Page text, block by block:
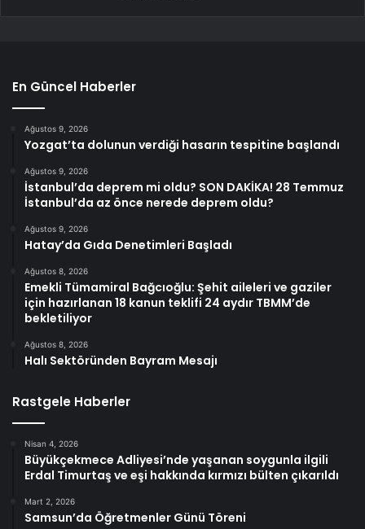
En Güncel Haberler
Ağustos 9, 2026
Yozgat’ta dolunun verdiği hasarın tespitine başlandı
Ağustos 9, 2026
İstanbul’da deprem mi oldu? SON DAKİKA! 28 Temmuz
İstanbul’da az önce nerede deprem oldu?
Ağustos 9, 2026
Hatay’da Gıda Denetimleri Başladı
Ağustos 8, 2026
Emekli Tümamiral Bağcıoğlu: Şehit aileleri ve gaziler
için hazırlanan 18 kanun teklifi 24 aydır TBMM’de
bekletiliyor
Ağustos 8, 2026
Halı Sektöründen Bayram Mesajı
Rastgele Haberler
Nisan 4, 2026
Büyükçekmece Adliyesi’nde yaşanan soygunla ilgili
Erdal Timurtaş ve eşi hakkında kırmızı bülten çıkarıldı
Mart 2, 2026
Samsun’da Öğretmenler Günü Töreni